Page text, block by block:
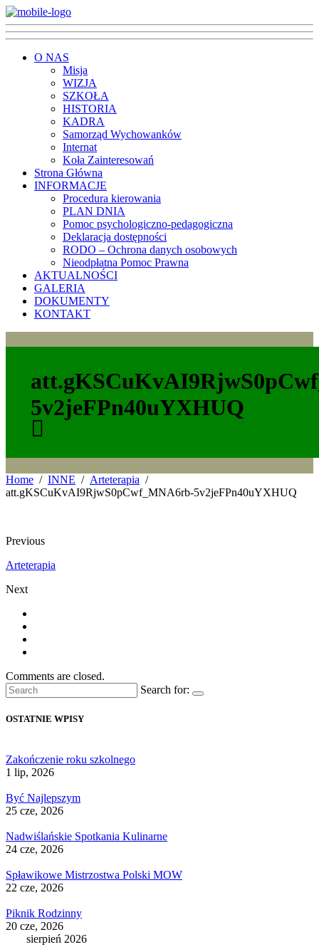
O NAS
Misja
WIZJA
SZKOŁA
HISTORIA
KADRA
Samorząd Wychowanków
Internat
Koła Zainteresowań
Strona Główna
INFORMACJE
Procedura kierowania
PLAN DNIA
Pomoc psychologiczno-pedagogiczna
Deklaracja dostępności
RODO – Ochrona danych osobowych
Nieodpłatna Pomoc Prawna
AKTUALNOŚCI
GALERIA
DOKUMENTY
KONTAKT
5v2jeFPn40uYXHUQ
Home INNE
Arteterapia
att.gKSCuKvAI9RjwS0pCwf_MNA6rb-5v2jeFPn40uYXHUQ
Previous
Arteterapia
Next
Comments are closed.
Search for:
OSTATNIE WPISY
Zakończenie roku szkolnego
1 lip, 2026
Być Najlepszym
25 cze, 2026
Nadwiślańskie Spotkania Kulinarne
24 cze, 2026
Spławikowe Mistrzostwa Polski MOW
22 cze, 2026
Piknik Rodzinny
20 cze, 2026
sierpień 2026